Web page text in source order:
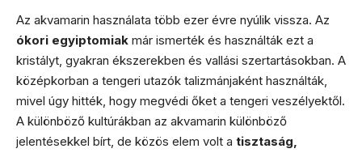
Az akvamarin használata több ezer évre nyúlik vissza. Az
ókori egyiptomiak már ismerték és használták ezt a
kristályt, gyakran ékszerekben és vallási szertartásokban. A
középkorban a tengeri utazók talizmánjaként használták,
mivel úgy hitték, hogy megvédi őket a tengeri veszélyektől.
A különböző kultúrákban az akvamarin különböző
jelentésekkel bírt, de közös elem volt a tisztaság,